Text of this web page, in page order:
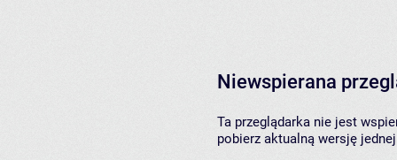
Niewspierana
Ta przeglądarka nie jest
pobierz aktualną wersję